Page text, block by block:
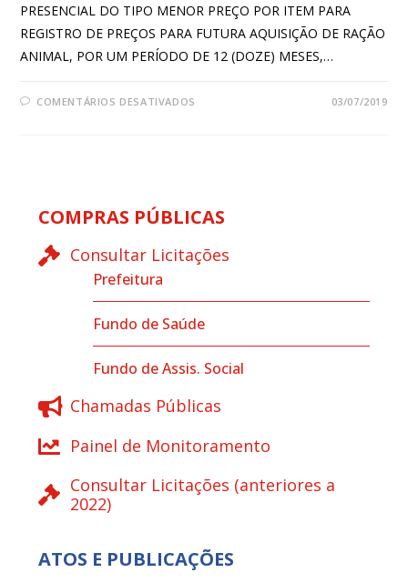
PRESENCIAL DO TIPO MENOR PREÇO POR ITEM PARA
REGISTRO DE PREÇOS PARA FUTURA AQUISIÇÃO DE RAÇÃO
ANIMAL, POR UM PERÍODO DE 12 (DOZE) MESES,…
COMENTÁRIOS DESATIVADOS 03/07/2019
COMPRAS PÚBLICAS
Consultar Licitações
Prefeitura
Fundo de Saúde
Fundo de Assis. Social
Chamadas Públicas
Painel de Monitoramento
Consultar Licitações (anteriores a
2022)
ATOS E PUBLICAÇÕES